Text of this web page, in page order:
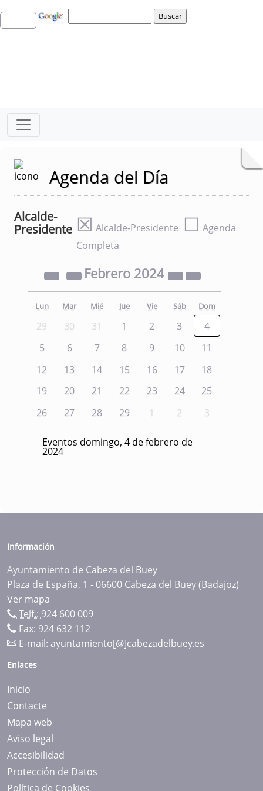
Agenda del Día
Alcalde-
Presidente ☒ Alcalde-Presidente ☐ Agenda
Completa
Febrero 2024
Lun Mar Mié Jue Vie Sáb Dom
29 30 31 1 2 3
4
5
6 7 8 9 10
11
12
13 14 15 16 17
18
19
20 21 22 23 24
25
26
27 28 29 1 2 3
Eventos domingo, 4 de febrero de
2024
Información
Ayuntamiento de Cabeza del Buey
Plaza de España, 1 - 06600 Cabeza del Buey (Badajoz)
Ver mapa
Telf.: 924 600 009
Fax: 924 632 112
E-mail: ayuntamiento[@]cabezadelbuey.es
Enlaces
Inicio
Contacte
Mapa web
Aviso legal
Accesibilidad
Protección de Datos
Política de Cookies